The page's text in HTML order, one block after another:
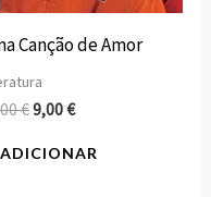
Canção de Amor
€9,00€
ADICIONAR